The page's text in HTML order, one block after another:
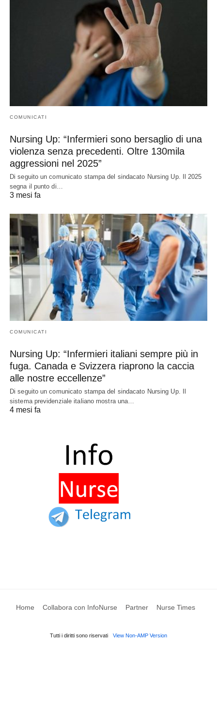
COMUNICATI
Nursing Up: “Infermieri sono bersaglio di una
violenza senza precedenti. Oltre 130mila
aggressioni nel 2025”
Di seguito un comunicato stampa del sindacato Nursing Up. Il 2025
segna il punto di…
3 mesi fa
COMUNICATI
Nursing Up: “Infermieri italiani sempre più in
fuga. Canada e Svizzera riaprono la caccia
alle nostre eccellenze”
Di seguito un comunicato stampa del sindacato Nursing Up. Il
sistema previdenziale italiano mostra una…
4 mesi fa
Home Collabora con InfoNurse Partner Nurse Times
Tutti i diritti sono riservati View Non-AMP Version